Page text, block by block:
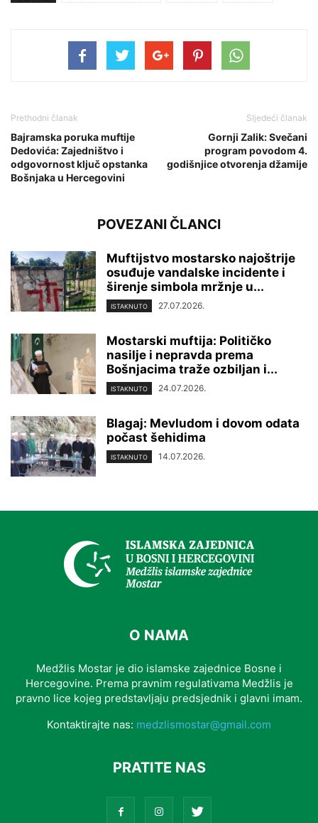
Prethodni članak
Bajramska poruka muftije
Dedovića: Zajedništvo i
odgovornost ključ opstanka
Bošnjaka u Hercegovini
Sljedeći članak
Gornji Zalik: Svečani
program povodom 4.
godišnjice otvorenja džamije
POVEZANI ČLANCI
Muftijstvo mostarsko najoštrije
osuđuje vandalske incidente i
širenje simbola mržnje u...
ISTAKNUTO 27.07.2026.
Mostarski muftija: Političko
nasilje i nepravda prema
Bošnjacima traže ozbiljan i...
ISTAKNUTO 24.07.2026.
Blagaj: Mevludom i dovom odata
počast šehidima
ISTAKNUTO 14.07.2026.
O NAMA
Medžlis Mostar je dio islamske zajednice Bosne i
Hercegovine. Prema pravnim regulativama Medžlis je
pravno lice kojeg predstavljaju predsjednik i glavni imam.
Kontaktirajte nas: medzlismostar@gmail.com
PRATITE NAS